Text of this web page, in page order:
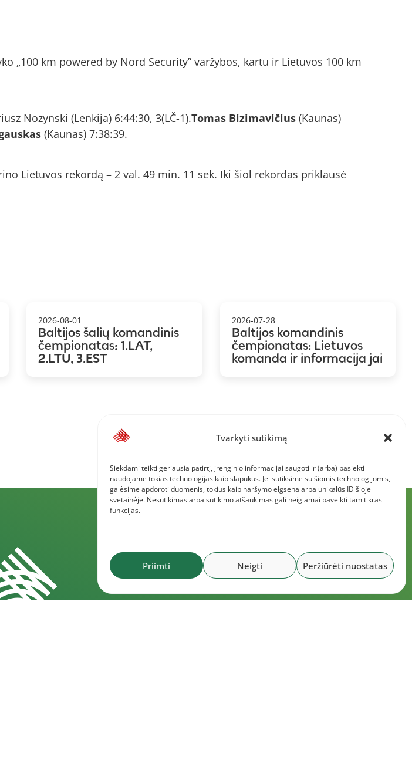
Tvarkyti sutikimą
Siekdami teikti geriausią patirtį, įrenginio informacijai saugoti ir (arba) pasiekti
naudojame tokias technologijas kaip slapukus. Jei sutiksime su šiomis technologijomis,
galėsime apdoroti duomenis, tokius kaip naršymo elgsena arba unikalūs ID šioje
svetainėje. Nesutikimas arba sutikimo atšaukimas gali neigiamai paveikti tam tikras
funkcijas.
Priimti Neigti Peržiūrėti nuostatas
„100 km powered by Nord Security” varžybos, kartu ir Lietuvos 100 km
Nozynski (Lenkija) 6:44:30, 3(LČ-1).Tomas Bizimavičius (Kaunas)
(Kaunas) 7:38:39.
Lietuvos rekordą – 2 val. 49 min. 11 sek. Iki šiol rekordas priklausė
2026-08-01
Baltijos šalių komandinis
čempionatas: 1.LAT,
2.LTU, 3.EST
2026-07-28
Baltijos komandinis
čempionatas: Lietuvos
komanda ir informacija jai